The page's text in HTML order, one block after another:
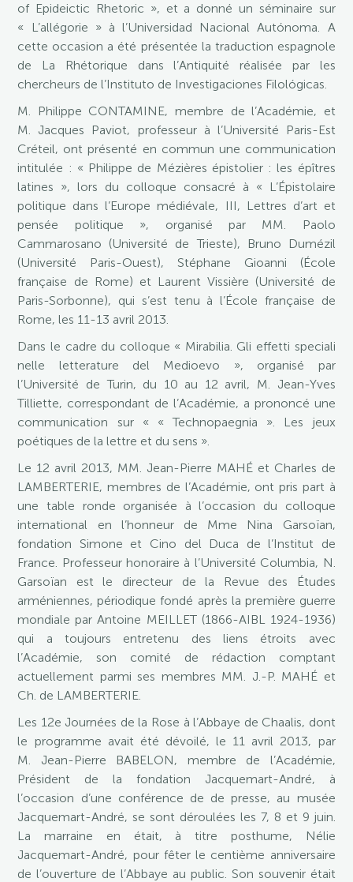
of Epideictic Rhetoric », et a donné un séminaire sur
« L’allégorie » à l’Universidad Nacional Autónoma. A
cette occasion a été présentée la traduction espagnole
de La Rhétorique dans l’Antiquité réalisée par les
chercheurs de l’Instituto de Investigaciones Filológicas.
M. Philippe CONTAMINE, membre de l’Académie, et
M. Jacques Paviot, professeur à l’Université Paris-Est
Créteil, ont présenté en commun une communication
intitulée : « Philippe de Mézières épistolier : les épîtres
latines », lors du colloque consacré à « L’Épistolaire
politique dans l’Europe médiévale, III, Lettres d’art et
pensée politique », organisé par MM. Paolo
Cammarosano (Université de Trieste), Bruno Dumézil
(Université Paris-Ouest), Stéphane Gioanni (École
française de Rome) et Laurent Vissière (Université de
Paris-Sorbonne), qui s’est tenu à l’École française de
Rome, les 11-13 avril 2013.
Dans le cadre du colloque « Mirabilia. Gli effetti speciali
nelle letterature del Medioevo », organisé par
l’Université de Turin, du 10 au 12 avril, M. Jean-Yves
Tilliette, correspondant de l’Académie, a prononcé une
communication sur « « Technopaegnia ». Les jeux
poétiques de la lettre et du sens ».
Le 12 avril 2013, MM. Jean-Pierre MAHÉ et Charles de
LAMBERTERIE, membres de l’Académie, ont pris part à
une table ronde organisée à l’occasion du colloque
international en l’honneur de Mme Nina Garsoïan,
fondation Simone et Cino del Duca de l’Institut de
France. Professeur honoraire à l’Université Columbia, N.
Garsoïan est le directeur de la Revue des Études
arméniennes, périodique fondé après la première guerre
mondiale par Antoine MEILLET (1866-AIBL 1924-1936)
qui a toujours entretenu des liens étroits avec
l’Académie, son comité de rédaction comptant
actuellement parmi ses membres MM. J.-P. MAHÉ et
Ch. de LAMBERTERIE.
Les 12e Journées de la Rose à l’Abbaye de Chaalis, dont
le programme avait été dévoilé, le 11 avril 2013, par
M. Jean-Pierre BABELON, membre de l’Académie,
Président de la fondation Jacquemart-André, à
l’occasion d’une conférence de de presse, au musée
Jacquemart-André, se sont déroulées les 7, 8 et 9 juin.
La marraine en était, à titre posthume, Nélie
Jacquemart-André, pour fêter le centième anniversaire
de l’ouverture de l’Abbaye au public. Son souvenir était